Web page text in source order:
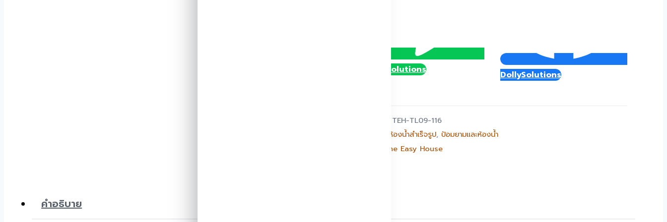
@DollySolutions DollySolutions
TEH-TL09-116
ห้องน้ำสำเร็จรูป, ป้อมยามและห้องน้ำ
The Easy House
คำอธิบาย